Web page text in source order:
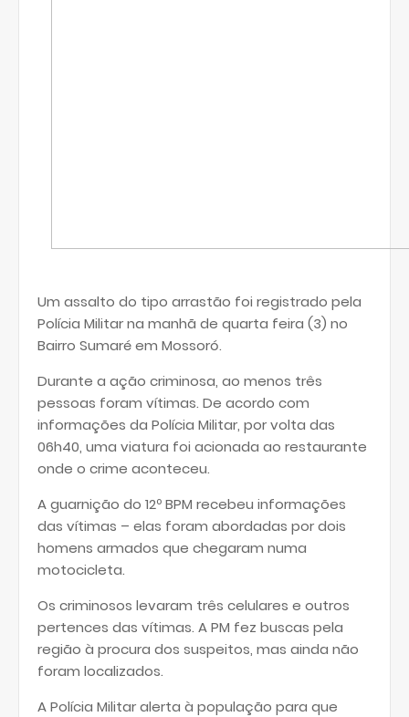
Um assalto do tipo arrastão foi registrado pela
Polícia Militar na manhã de quarta feira (3) no
Bairro Sumaré em Mossoró.
Durante a ação criminosa, ao menos três
pessoas foram vítimas. De acordo com
informações da Polícia Militar, por volta das
06h40, uma viatura foi acionada ao restaurante
onde o crime aconteceu.
A guarnição do 12º BPM recebeu informações
das vítimas – elas foram abordadas por dois
homens armados que chegaram numa
motocicleta.
Os criminosos levaram três celulares e outros
pertences das vítimas. A PM fez buscas pela
região à procura dos suspeitos, mas ainda não
foram localizados.
A Polícia Militar alerta à população para que